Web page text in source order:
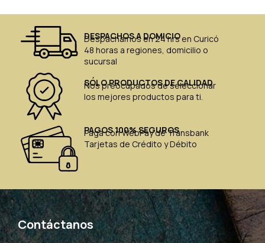
DESPACHOS A DOMICIO
Despachamos en 24 hrs en Curicó
48 horas a regiones, domicilio o
sucursal
SÓLO PRODUCTOS DE CALIDAD
Nos preocupados de seleccionar
los mejores productos para ti.
PAGOS 100% SEGUROS
Paga con WebPay de Transbank
Tarjetas de Crédito y Débito
Contáctanos